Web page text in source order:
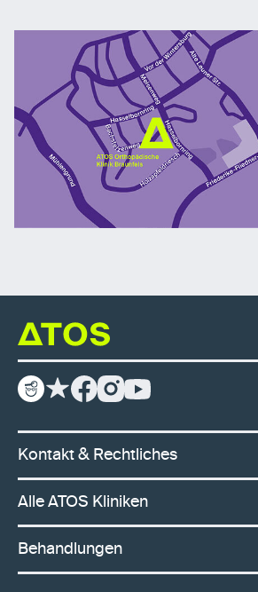
Kontakt & Rechtliches
Alle ATOS Kliniken
Behandlungen